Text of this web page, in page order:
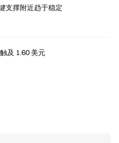
支撑附近趋于稳定
及 1.60 美元